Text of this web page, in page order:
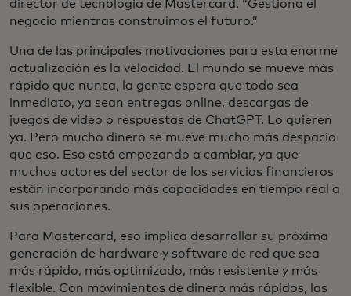
director de tecnología de Mastercard. “Gestiona el
negocio mientras construimos el futuro.”
Una de las principales motivaciones para esta enorme
actualización es la velocidad. El mundo se mueve más
rápido que nunca, la gente espera que todo sea
inmediato, ya sean entregas online, descargas de
juegos de video o respuestas de ChatGPT. Lo quieren
ya. Pero mucho dinero se mueve mucho más despacio
que eso. Eso está empezando a cambiar, ya que
muchos actores del sector de los servicios financieros
están incorporando más capacidades en tiempo real a
sus operaciones.
Para Mastercard, eso implica desarrollar su próxima
generación de hardware y software de red que sea
más rápido, más optimizado, más resistente y más
flexible. Con movimientos de dinero más rápidos, las